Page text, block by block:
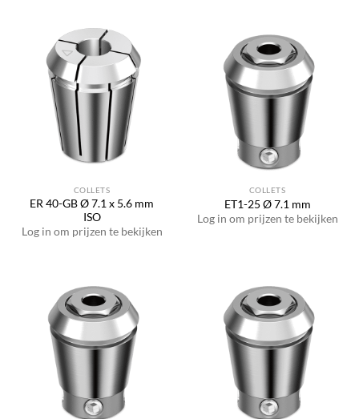
COLLETS
ER 40-GB Ø 7.1 x 5.6 mm
ISO
Log in om prijzen te bekijken
COLLETS
ET1-25 Ø 7.1 mm
Log in om prijzen te bekijken